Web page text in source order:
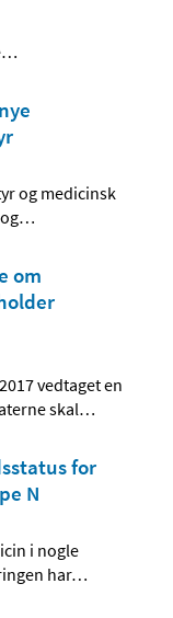
…
og medicinsk
…
om
vedtaget en
skal…
for
N
i nogle
har…